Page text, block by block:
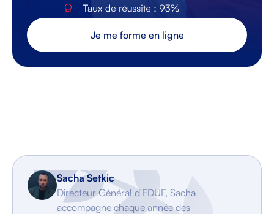
Je me forme en ligne
Sacha Setkic
Directeur Général d'EDUF, Sacha
accompagne chaque année des